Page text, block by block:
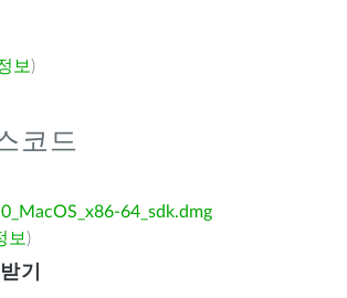
보 )
코드
64_sdk.dmg
보 )
기